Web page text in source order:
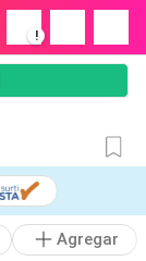
!
Agregar